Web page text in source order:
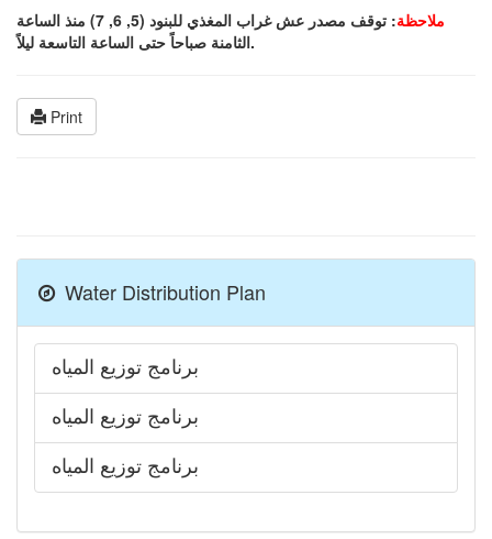
ملاحظة
: توقف مصدر عش غراب المغذي للبنود (5, 6, 7) منذ الساعة
الثامنة صباحاً حتى الساعة التاسعة ليلاً.
Print
Water Distribution Plan
برنامج توزيع المياه
برنامج توزيع المياه
برنامج توزيع المياه